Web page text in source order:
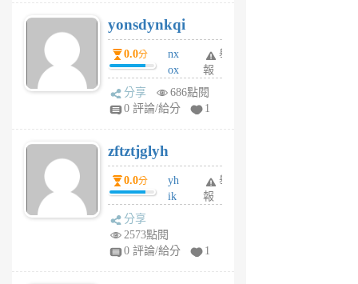
6
個
月
前
yonsdynkqi
0.0分
nx
ox
rh
pe
月
前
舉
報
分享
686點閱
0 評論/給分
1
zftztjglyh
0.0分
yh
ik
tu
舉
報
分享
2573點閱
0 評論/給分
1